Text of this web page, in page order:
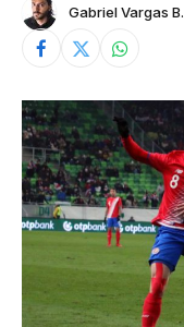
Gabriel Vargas B.